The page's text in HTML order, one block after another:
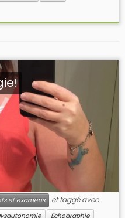
et examens et taggé avec
Échographie